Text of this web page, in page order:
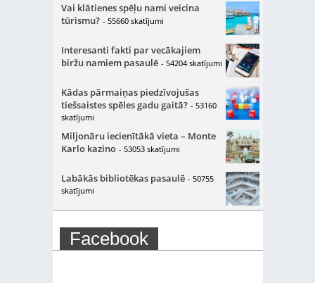
Vai klātienes spēļu nami veicina
tūrismu? - 55660 skatījumi
Interesanti fakti par vecākajiem
biržu namiem pasaulē - 54204 skatījumi
Kādas pārmaiņas piedzīvojušas
tiešsaistes spēles gadu gaitā? - 53160
skatījumi
Miljonāru iecienītākā vieta – Monte
Karlo kazino - 53053 skatījumi
Labākās bibliotēkas pasaulē - 50755
skatījumi
Facebook